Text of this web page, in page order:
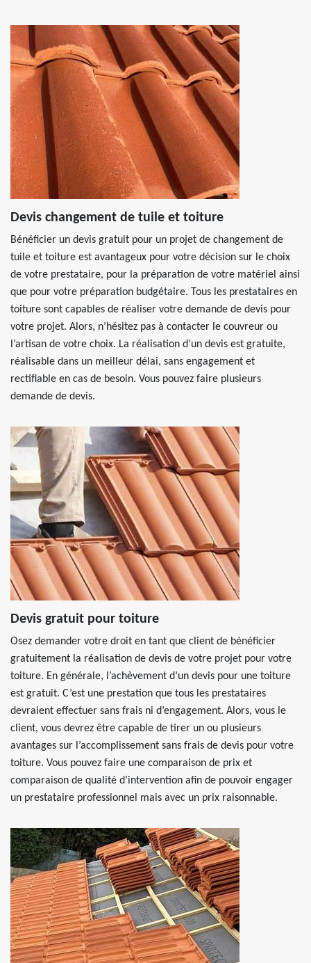
Devis changement de tuile et toiture
Bénéficier un devis gratuit pour un projet de changement de
tuile et toiture est avantageux pour votre décision sur le choix
de votre prestataire, pour la préparation de votre matériel ainsi
que pour votre préparation budgétaire. Tous les prestataires en
toiture sont capables de réaliser votre demande de devis pour
votre projet. Alors, n’hésitez pas à contacter le couvreur ou
l’artisan de votre choix. La réalisation d’un devis est gratuite,
réalisable dans un meilleur délai, sans engagement et
rectifiable en cas de besoin. Vous pouvez faire plusieurs
demande de devis.
Devis gratuit pour toiture
Osez demander votre droit en tant que client de bénéficier
gratuitement la réalisation de devis de votre projet pour votre
toiture. En générale, l’achèvement d’un devis pour une toiture
est gratuit. C’est une prestation que tous les prestataires
devraient effectuer sans frais ni d’engagement. Alors, vous le
client, vous devrez être capable de tirer un ou plusieurs
avantages sur l’accomplissement sans frais de devis pour votre
toiture. Vous pouvez faire une comparaison de prix et
comparaison de qualité d’intervention afin de pouvoir engager
un prestataire professionnel mais avec un prix raisonnable.